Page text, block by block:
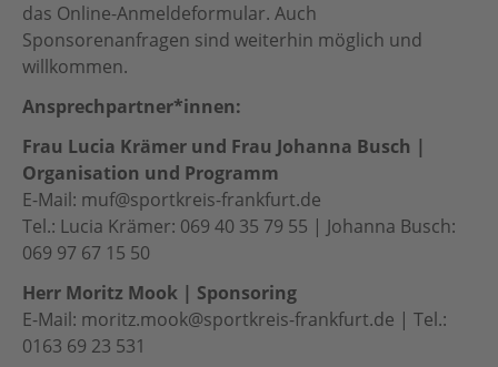
das Online-Anmeldeformular. Auch
Sponsorenanfragen sind weiterhin möglich und
willkommen.
Ansprechpartner*innen:
Frau Lucia Krämer und Frau Johanna Busch |
Organisation und Programm
E-Mail: muf@sportkreis-frankfurt.de
Tel.: Lucia Krämer: 069 40 35 79 55 | Johanna Busch:
069 97 67 15 50
Herr Moritz Mook | Sponsoring
E-Mail: moritz.mook@sportkreis-frankfurt.de | Tel.:
0163 69 23 531